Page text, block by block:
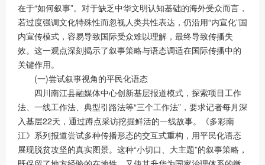
在于“如何叙事”。对于缺乏中华文明认知基础的海外受众而言，
若过度强调文化特殊性而忽视人类共性表达，仍沿用“内宣化”国
内宣传模式，容易导致国际受众难以理解，最终导致传播失
效。这一观点深刻揭示了叙事策略与语态调适在国际传播中的
关键作用。
(一)尝试叙事视角的平民化语态
四川南江县融媒体中心创新基层报道模式，探索项目工作
法、一线工作法、典型引路法等“三个工作法”，要求记者每月深
入基层22天，通过蹲点采访挖掘鲜活的一线故事。《多彩南
江》系列报道尝试多种传播形态的交互式重构，用平民化语态
展现脱贫攻坚的真实图景。这种“小切口、大主题”的叙事策略，